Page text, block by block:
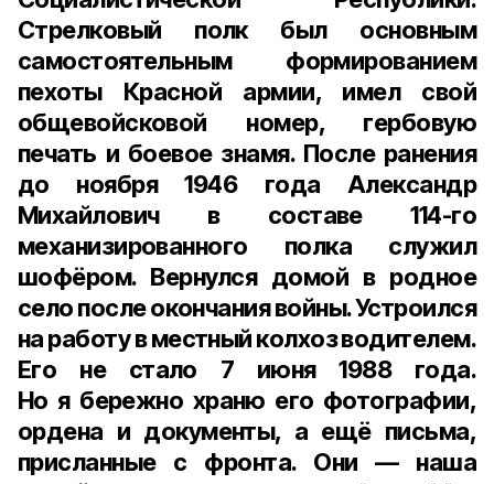
Стрелковый полк был основным
самостоятельным формированием
пехоты Красной армии, имел свой
общевойсковой номер, гербовую
печать и боевое знамя. После ранения
до ноября 1946 года Александр
Михайлович в составе 114-го
механизированного полка служил
шофёром. Вернулся домой в родное
село после окончания войны. Устроился
на работу в местный колхоз водителем.
Его не стало 7 июня 1988 года.
Но я бережно храню его фотографии,
ордена и документы, а ещё письма,
присланные с фронта. Они — наша